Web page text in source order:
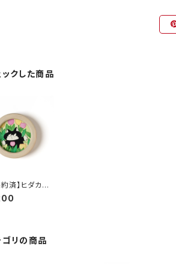
クした商品
済】ヒダカナ
６ 「チューリ
ゴリの商品